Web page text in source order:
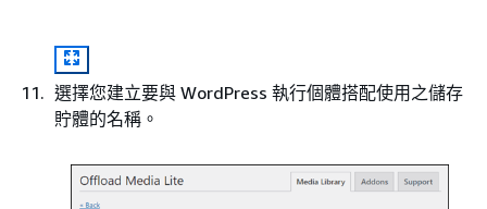
選擇您建立要與 WordPress 執行個體搭配使用之儲存
貯體的名稱。